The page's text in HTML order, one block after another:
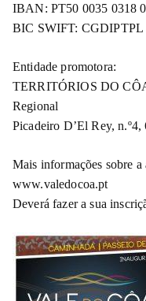
IBAN: PT50 0035 0318
BIC SWIFT: CGDIPTPL
Entidade promotora:
TERRITÓRIOS DO
Regional
Picadeiro D’El Rey,
Mais informações sobre a
www.valedocoa.pt
Deverá fazer a sua